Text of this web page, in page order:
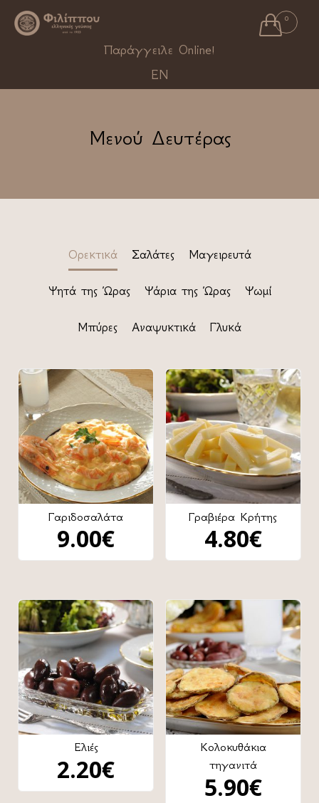
 0
Παράγγειλε Online!
EN
Μενού Δευτέρας
Ορεκτικά Σαλάτες Μαγειρευτά
Ψητά της Ώρας Ψάρια της Ώρας Ψωμί
Μπύρες Αναψυκτικά Γλυκά
Γαριδοσαλάτα
9.00€
Γραβιέρα Κρήτης
4.80€
Ελιές
2.20€
Κολοκυθάκια
τηγανιτά
5.90€